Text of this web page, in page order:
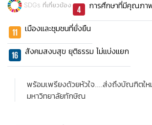
SDGs ที่เกี่ยวข้อง การศึกษาที่มีคุณภา
เมืองและชุมชนที่ยั่งยืน
สังคมสงบสุข ยุติธรรม ไม่แบ่งแยก
พร้อมเพรียงด้วยหัวใจ....ส่งถึงบัณฑิตให
มหาวิทยาลัยทักษิณ